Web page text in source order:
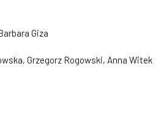
Giza
Grzegorz Rogowski, Anna Witek